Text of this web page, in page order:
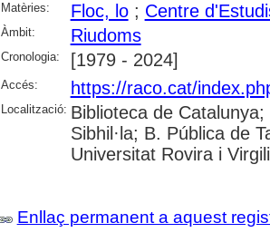
Matèries:
Floc, lo; Centre
Àmbit: Riudoms
Cronologia: [1979 - 2024]
Accés: https://raco.cat/
Localització: Biblioteca de
Sibhil·la; B. Pública de
Universitat Rovira i Virgili
Enllaç permanent a aquest